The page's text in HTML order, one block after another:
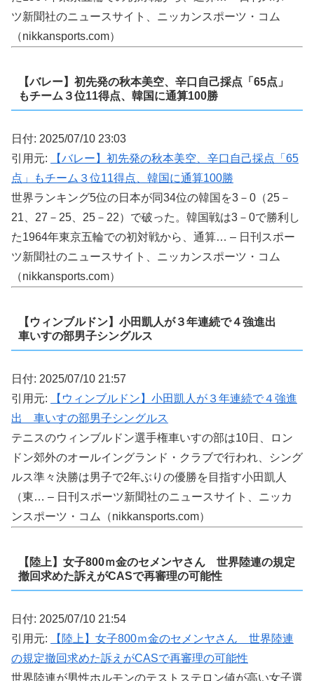
ツ新聞社のニュースサイト、ニッカンスポーツ・コム
（nikkansports.com）
【バレー】初先発の秋本美空、辛口自己採点「65点」
もチーム３位11得点、韓国に通算100勝
日付: 2025/07/10 23:03
引用元:
【バレー】初先発の秋本美空、辛口自己採点「65
点」もチーム３位11得点、韓国に通算100勝
世界ランキング5位の日本が同34位の韓国を3－0（25－
21、27－25、25－22）で破った。韓国戦は3－0で勝利し
た1964年東京五輪での初対戦から、通算… – 日刊スポー
ツ新聞社のニュースサイト、ニッカンスポーツ・コム
（nikkansports.com）
【ウィンブルドン】小田凱人が３年連続で４強進出
車いすの部男子シングルス
日付: 2025/07/10 21:57
引用元:
【ウィンブルドン】小田凱人が３年連続で４強進
出 車いすの部男子シングルス
テニスのウィンブルドン選手権車いすの部は10日、ロン
ドン郊外のオールイングランド・クラブで行われ、シング
ルス準々決勝は男子で2年ぶりの優勝を目指す小田凱人
（東… – 日刊スポーツ新聞社のニュースサイト、ニッカ
ンスポーツ・コム（nikkansports.com）
【陸上】女子800ｍ金のセメンヤさん 世界陸連の規定
撤回求めた訴えがCASで再審理の可能性
日付: 2025/07/10 21:54
引用元:
【陸上】女子800ｍ金のセメンヤさん 世界陸連
の規定撤回求めた訴えがCASで再審理の可能性
世界陸連が男性ホルモンのテストステロン値が高い女子選